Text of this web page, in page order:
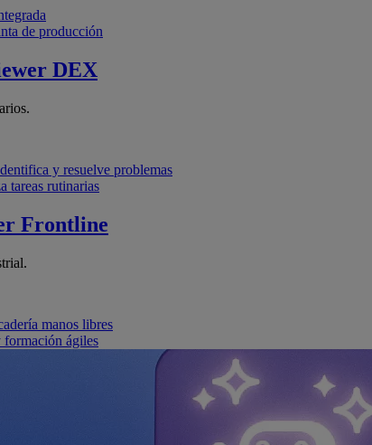
de producción
DEX
y resuelve problemas
tareas rutinarias
Frontline
manos libres
ágiles